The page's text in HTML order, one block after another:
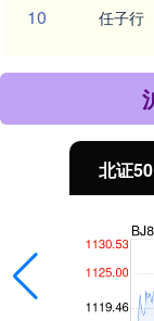
10 任子行
北证50